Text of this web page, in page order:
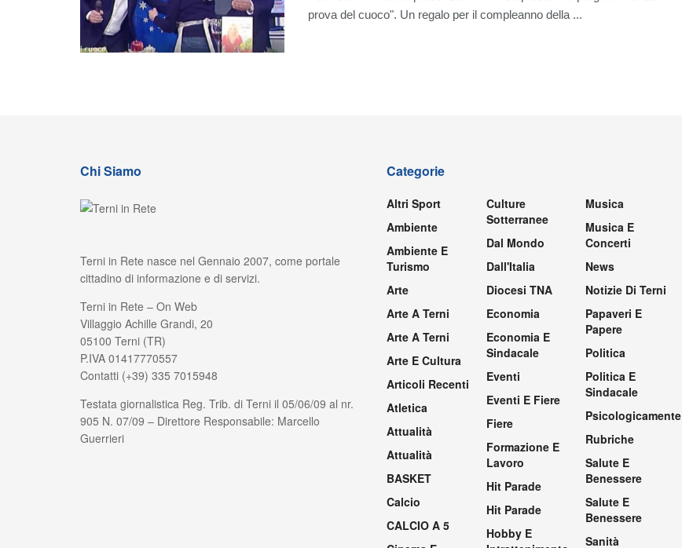
prova del cuoco". Un regalo per il compleanno della ...
Chi Siamo
Terni in Rete nasce nel Gennaio 2007, come portale
cittadino di informazione e di servizi.
Terni in Rete – On Web
Villaggio Achille Grandi, 20
05100 Terni (TR)
P.IVA 01417770557
Contatti (+39) 335 7015948
Testata giornalistica Reg. Trib. di Terni il 05/06/09 al nr.
905 N. 07/09 – Direttore Responsabile: Marcello
Guerrieri
Categorie
Altri Sport
Ambiente
Ambiente E
Turismo
Arte
Arte A Terni
Arte A Terni
Arte E Cultura
Articoli Recenti
Atletica
Attualità
Attualità
BASKET
Calcio
CALCIO A 5
Culture
Sotterranee
Dal Mondo
Dall'Italia
Diocesi TNA
Economia
Economia E
Sindacale
Eventi
Eventi E Fiere
Fiere
Formazione E
Lavoro
Hit Parade
Hit Parade
Hobby E
Musica
Musica E
Concerti
News
Notizie Di Terni
Papaveri E
Papere
Politica
Politica E
Sindacale
Psicologicamente
Rubriche
Salute E
Benessere
Salute E
Benessere
Sanità